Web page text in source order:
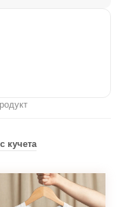
кучета